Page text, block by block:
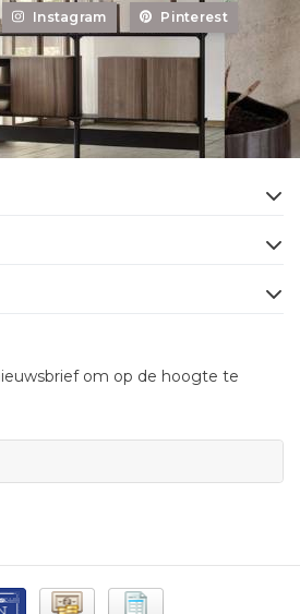
Instagram Pinterest
om op de hoogte te